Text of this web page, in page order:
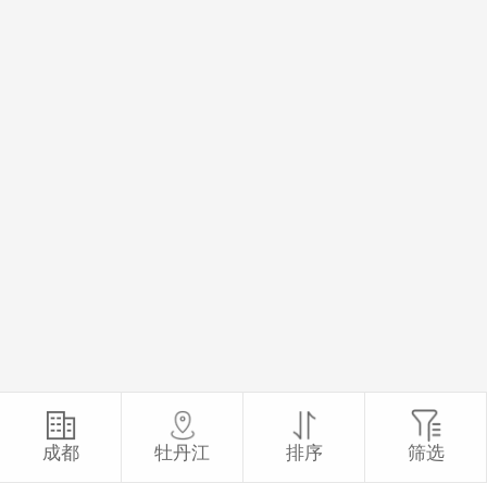
成都 牡丹江 排序 筛选